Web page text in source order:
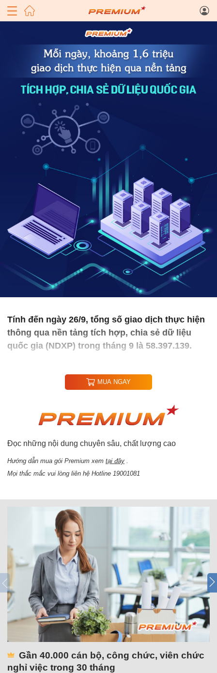
Tính đến ngày 26/9, tổng số giao dịch thực hiện
thông qua nền tảng tích hợp, chia sẻ dữ liệu
quốc gia (NDXP) trong tháng 9 là 58.397.139.
MUA NGAY
Đọc những nội dung chuyên sâu, chất lượng cao
Hướng dẫn mua gói Premium xem tại đây .
Mọi thắc mắc vui lòng liên hệ Hotline 19001081
Gần 40.000 cán bộ, công chức, viên chức
nghỉ việc trong 30 tháng